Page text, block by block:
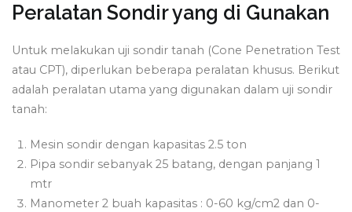
Peralatan Sondir yang di Gunakan
Untuk melakukan uji sondir tanah (Cone Penetration Test
atau CPT), diperlukan beberapa peralatan khusus. Berikut
adalah peralatan utama yang digunakan dalam uji sondir
tanah:
Mesin sondir dengan kapasitas 2.5 ton
Pipa sondir sebanyak 25 batang, dengan panjang 1
mtr
Manometer 2 buah kapasitas : 0-60 kg/cm2 dan 0-